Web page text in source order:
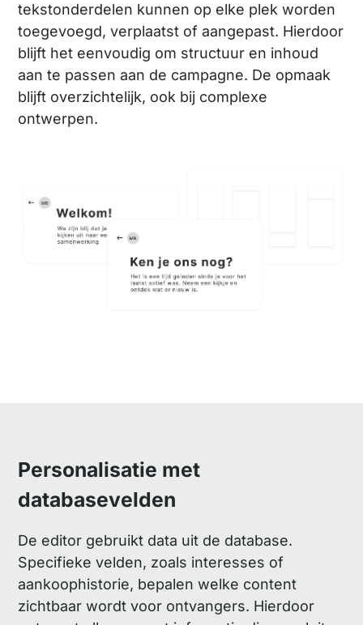
tekstonderdelen kunnen op elke plek worden
toegevoegd, verplaatst of aangepast. Hierdoor
blijft het eenvoudig om structuur en inhoud
aan te passen aan de campagne. De opmaak
blijft overzichtelijk, ook bij complexe
ontwerpen.
Personalisatie met
databasevelden
De editor gebruikt data uit de database.
Specifieke velden, zoals interesses of
aankoophistorie, bepalen welke content
zichtbaar wordt voor ontvangers. Hierdoor